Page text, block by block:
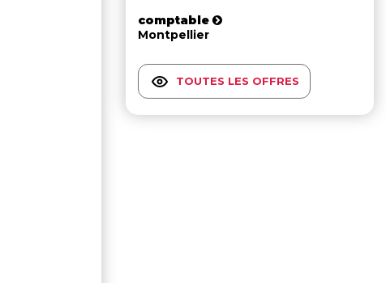
comptable
Montpellier
TOUTES LES OFFRES